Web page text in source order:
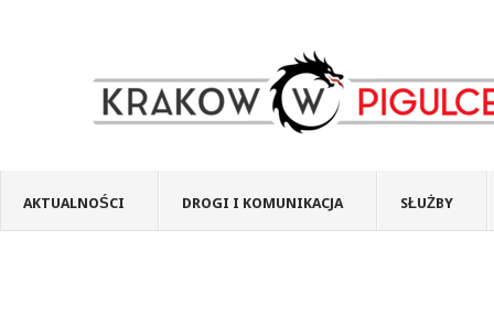
AKTUALNOŚCI DROGI I KOMUNIKACJA SŁUŻBY